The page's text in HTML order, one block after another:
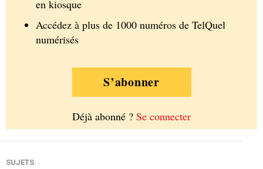
en kiosque
Accédez à plus de 1000 numéros de TelQuel
numérisés
S’abonner
Déjà abonné ? Se connecter
SUJETS